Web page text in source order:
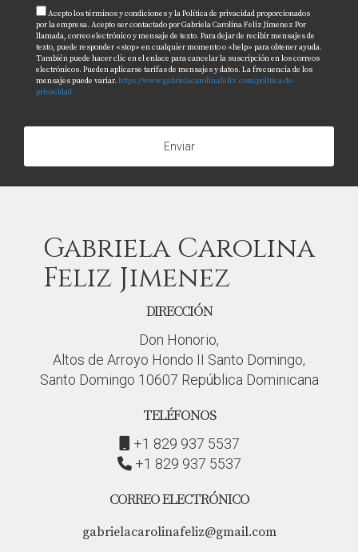
Acepto los términos y condiciones y la Política de privacidad proporcionados
por la empresa. Acepto ser contactado por Gabriela Carolina Feliz Jimenez Por
llamada, correo electrónico y mensaje de texto. Para dejar de recibir mensajes de
texto, puede responder «stop» en cualquier momento o «help» para obtener ayuda.
También puede hacer clic en el enlace para cancelar la suscripción en los correos
electrónicos. Pueden aplicarse tarifas de mensajes y datos. La frecuencia de los
mensajes puede variar. https://www.gabrielacarolinafeliz.com/politica-de-
privacidad
Enviar
Gabriela Carolina
Feliz Jimenez
DIRECCIÓN
Don Honorio,
Altos de Arroyo Hondo II Santo Domingo,
Santo Domingo 10607 República Dominicana
TELÉFONOS
+1 829 937 5537
+1 829 937 5537
CORREO ELECTRÓNICO
gabrielacarolinafeliz@gmail.com